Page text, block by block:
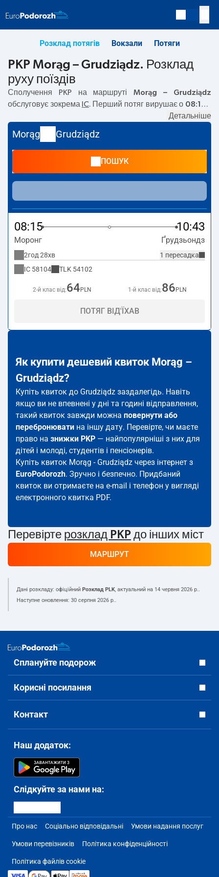
Розклад потягів Вокзали Потяги
PKP Morąg – Grudziądz. Розклад
руху поїздів
Сполучення PKP на маршруті Morąg – Grudziądz
обслуговує зокрема IC . Перший потяг вирушає о 08:15з
не курсують інші потяги перевізника PKP Intercity. Потяг
завершує маршрут на станції Grudziądz.
Детальніше
Morąg Grudziądz
ПОШУК
08:15 10:43
Моронг Ґрудзьондз
1 пересадка
2год 28хв
IC 58104 TLK 54102
2-й клас від:64 PLN 1-й клас від:86 PLN
ПОТЯГ ВІД'ЇХАВ
Як купити дешевий квиток Morąg –
Grudziądz?
Купіть квиток до Grudziądz заздалегідь. Навіть
якщо ви не впевнені у дні та годині відправлення,
такий квиток завжди можна повернути або
перебронювати на іншу дату. Перевірте, чи маєте
право на знижки PKP — найпопулярніші з них для
дітей і молоді, студентів і пенсіонерів.
Купіть квиток Morąg - Grudziądz через інтернет з
EuroPodorozh. Зручно і безпечно. Придбаний
квиток ви отримаєте на e-mail і телефон у вигляді
електронного квитка PDF.
Перевірте розклад PKP до інших міст
МАРШРУТ
Дані розкладу: офіційний Розклад PLK, актуальний на 14 червня 2026 р..
Наступне оновлення: 30 серпня 2026 р..
Сплануйте подорож
Корисні посилання
Контакт
Наш додаток:
Слідкуйте за нами на:
Про нас Соціально відповідальні Умови надання послуг
Умови перевізників Політика конфіденційності
Політика файлів cookie